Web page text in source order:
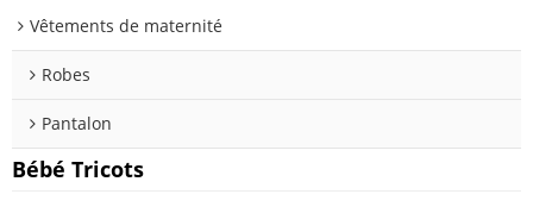
Vêtements de maternité
Robes
Pantalon
Bébé Tricots